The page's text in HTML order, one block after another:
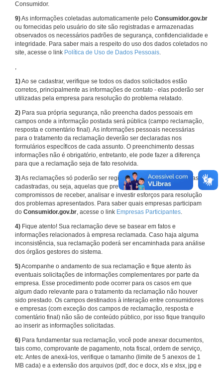
Consumidor.
9)As informações coletadas automaticamente pelo Consumidor.gov.br
ou fornecidas pelo usuário do site são registradas e armazenadas
observados os necessários padrões de segurança, confidencialidade e
integridade. Para saber mais a respeito do uso dos dados coletados no
site, acesse o link Política de Uso de Dados Pessoais.
,
1)Ao se cadastrar, verifique se todos os dados solicitados estão
corretos, principalmente as informações de contato - elas poderão ser
utilizadas pela empresa para resolução do problema relatado.
2) Para sua própria segurança, não preencha dados pessoais em
campos onde a informação postada será pública (campo reclamação,
resposta e comentário final). As informações pessoais necessárias
para o tratamento da reclamação deverão ser declaradas nos
formulários específicos de cada assunto. O preenchimento dessas
informações não é obrigatório, entretanto, ele pode fazer a diferença
para que a reclamação seja de fato resolvida.
3)As reclamações só poderão ser registradas em face de empresas
cadastradas, ou seja, aquelas que previamente assumiram
compromissos de receber, analisar e investir esforços para resolução
dos problemas apresentados. Para saber quais empresas participam
do Consumidor.gov.br, acesse o link Empresas Participantes.
4) Fique atento! Sua reclamação deve se basear em fatos e
informações relacionados à empresa reclamada. Caso haja alguma
inconsistência, sua reclamação poderá ser encaminhada para análise
dos órgãos gestores do sistema.
5)Acompanhe o andamento de sua reclamação e fique atento às
eventuais solicitações de informações complementares por parte da
empresa. Esse procedimento pode ocorrer para os casos em que
algum dado relevante para o tratamento da reclamação não houver
sido prestado. Os campos destinados à interação entre consumidores
e empresas (com exceção dos campos de reclamação, resposta e
comentário final) não são de conteúdo público, por isso fique tranquilo
ao inserir as informações solicitadas.
6) Para fundamentar sua reclamação, você pode anexar documentos,
tais como, comprovante de pagamento, nota fiscal, ordem de serviço,
etc. Antes de anexá-los, verifique o tamanho (limite de 5 anexos de 1
MB cada) e a extensão dos arquivos (pdf, doc e docx, xls e xlsx, jpg e